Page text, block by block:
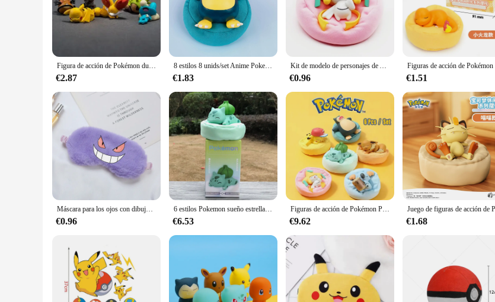
**Unleash the Adventure**
Immerse yourself in the world of Pokemon with our collection of Pokemon Durmiente Action Figures. These meticulously
Pokemon characters. Whether you're a seasoned collector or a newcomer to the Pokemon universe, these figures are sure to
they can withstand the rigors of play or display.
**For the Collector and the Enthusiast**
Our Pokemon Durmiente Action Figures are not just toys; they are a celebration of the beloved Pokemon franchise. The
character, making them a must-have for any Pokemon aficionado. The variety of sizes and sets available ensures that you can
**For Every Scenario**
Whether you're setting up a themed play area for your children or showcasing your collection in a dedicated display case, these
scenario. Their durable construction and vibrant colors make them an eye-catching addition to any room, while their interactive
they're for anyone who appreciates the charm and nostalgia of the Pokemon universe.
Figura de acción de Pokémon durmiente, juguete de monstruo de bolsillo, Pikachu, Dedenne, Fennekin, Bunnelby, Lucario, Mudkip, figura pequeña y blanda
€2.87
8 estilos 8 unids/set Anime Pokemon Pikachu Squirtle Psyduck Snorlax juguetes Sleep Starry Dream Series figura de acción regalo de cumpleaños
€1.83
Kit de modelo de personajes de Anime de Pokemon, figura de sueño estrellado, Pikachu, Bulbasaur, serie, coche Interior, mano, posición para dormir, juguetes, regalos
€0.96 €1.51
Máscara para los ojos con dibujos animados de Pokémon, mascarilla facial con expresión para dormir, Cute Pikachu, Gengar, Squirtle, Nap, banda para los ojos relajada, regalo
€0.96
6 estilos Pokemon sueño estrellado Pikachu Bulbasaur Eevee Snorlax Jirachi Komala figuras de Anime durmiendo juguetes de PVC Kawaii
€6.53
Figuras de acción de Pokémon Pikachu Bulbasaur, juguetes de Anime, serie Sleep Starry Dream, regalo de cumpleaños de dibujos animados, 6 piezas por juego
€9.62 €1.68